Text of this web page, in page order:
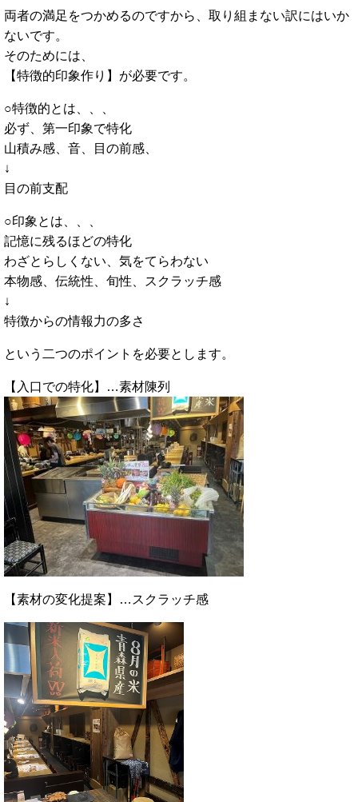
両者の満足をつかめるのですから、取り組まない訳にはいか
ないです。
そのためには、
【特徴的印象作り】が必要です。
○特徴的とは、、、
必ず、第一印象で特化
山積み感、音、目の前感、
↓
目の前支配
○印象とは、、、
記憶に残るほどの特化
わざとらしくない、気をてらわない
本物感、伝統性、旬性、スクラッチ感
↓
特徴からの情報力の多さ
という二つのポイントを必要とします。
【入口での特化】…素材陳列
【素材の変化提案】…スクラッチ感